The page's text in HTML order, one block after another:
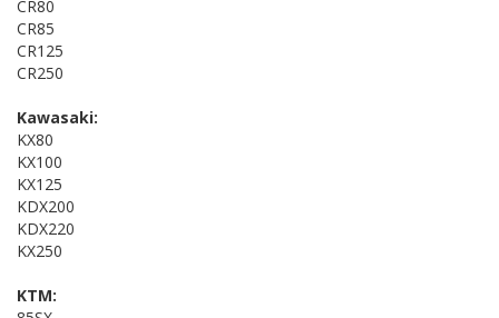
CR80
CR85
CR125
CR250
Kawasaki:
KX80
KX100
KX125
KDX200
KDX220
KX250
KTM: